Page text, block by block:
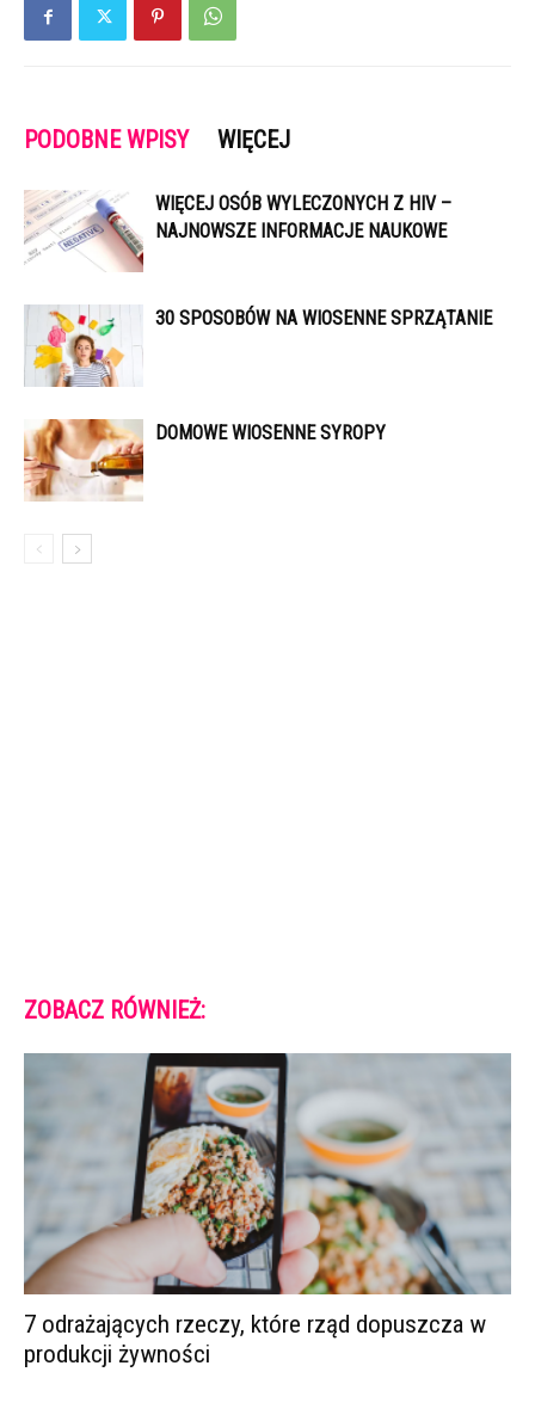
PODOBNE WPISY WIĘCEJ
WIĘCEJ OSÓB WYLECZONYCH Z HIV –
NAJNOWSZE INFORMACJE NAUKOWE
30 SPOSOBÓW NA WIOSENNE SPRZĄTANIE
DOMOWE WIOSENNE SYROPY
ZOBACZ RÓWNIEŻ:
7 odrażających rzeczy, które rząd dopuszcza w
produkcji żywności